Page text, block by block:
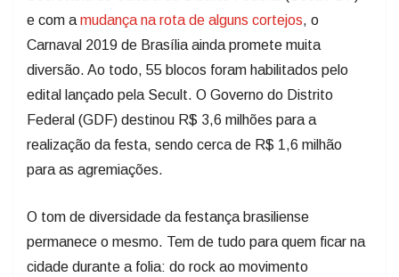
e com amudança na rota de alguns cortejos, o
Carnaval 2019 de Brasília ainda promete muita
diversão. Ao todo, 55 blocos foram habilitados pelo
edital lançado pela Secult. O Governo do Distrito
Federal (GDF) destinou R$ 3,6 milhões para a
realização da festa, sendo cerca de R$ 1,6 milhão
para as agremiações.
O tom de diversidade da festança brasiliense
permanece o mesmo. Tem de tudo para quem ficar na
cidade durante a folia: do rock ao movimento